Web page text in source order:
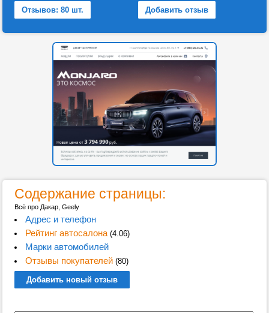
Отзывов: 80 шт. Добавить отзыв
Содержание страницы:
Всё про Дакар, Geely
Адрес и телефон
Рейтинг автосалона(4.06)
Марки автомобилей
Отзывы покупателей(80)
Добавить новый отзыв